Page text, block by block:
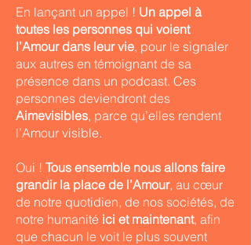
En lançant un appel ! Un appel à
toutes les personnes qui voient
l’Amour dans leur vie, pour le signaler
aux autres en témoignant de sa
présence dans un podcast. Ces
personnes deviendront des
Aimevisibles, parce qu’elles rendent
l’Amour visible.
Oui ! Tous ensemble nous allons faire
grandir la place de l’Amour, au cœur
de notre quotidien, de nos sociétés, de
notre humanité ici et maintenant, afin
que chacun le voit le plus souvent